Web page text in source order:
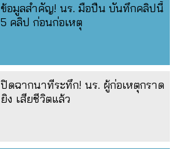
ข้อมูลสำคัญ! นร. มือปืน บันทึกคลิปนี้
5 คลิป ก่อนก่อเหตุ
ปิดฉากนาทีระทึก! นร. ผู้ก่อเหตุกราด
ยิง เสียชีวิตแล้ว